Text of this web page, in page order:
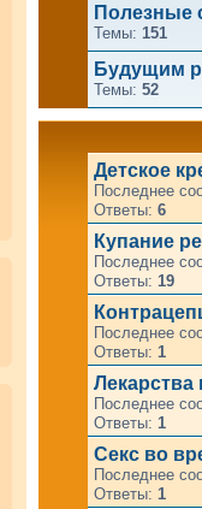
Полезные
Темы: 151
Будущим
Темы: 52
Детское
Последнее
Ответы: 6
Купание
Последнее
Ответы: 19
Последнее
Ответы: 1
Лекарства
Последнее
Ответы: 1
Секс во
Последнее
Ответы: 1